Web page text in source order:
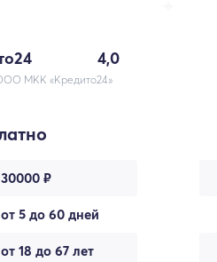
4,0
МКК «Кредито24»
30000 ₽
от 5 до 60 дней
от 18 до 67 лет